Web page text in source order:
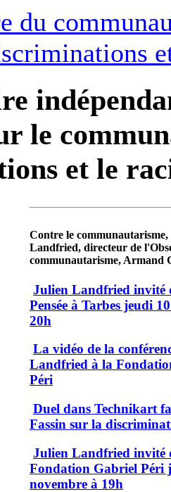
le
et le
Contre le communautarisme,
Landfried, directeur de
communautarisme, Armand
Julien Landfried invité
Pensée à Tarbes jeudi
20h
La vidéo de la
Landfried à la
Péri
Duel dans Technikart
Fassin sur la
Julien Landfried invité
Fondation Gabriel Péri
novembre à 19h